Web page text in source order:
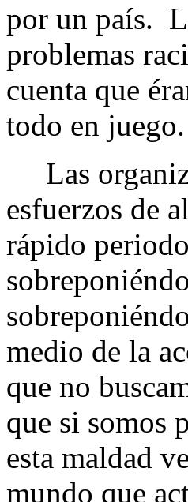
por un país.
problemas
cuenta que
todo en juego.
Las
esfuerzos de
rápido
medio de la
que no
que si somos
esta maldad
mundo que